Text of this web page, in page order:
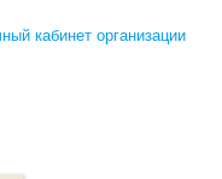
кабинет организации